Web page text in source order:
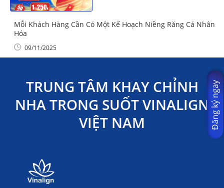
Mỗi Khách Hàng Cần Có Một Kế Hoạch Niềng Răng Cá Nhân
Hóa
09/11/2025
TRUNG TÂM KHAY CHỈNH
NHA TRONG SUỐT VINALIGN
VIỆT NAM
Đăng ký ngay